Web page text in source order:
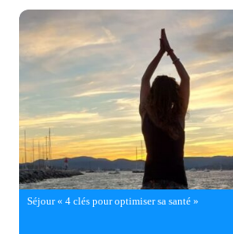
Séjour « 4 clés pour optimiser sa santé »